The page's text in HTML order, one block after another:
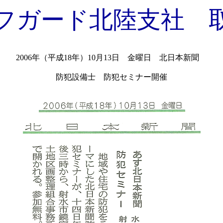
ガード北陸支社
2006年（平成18年）10月13日 金曜日 北日本新聞
防犯設備士 防犯セミナー開催